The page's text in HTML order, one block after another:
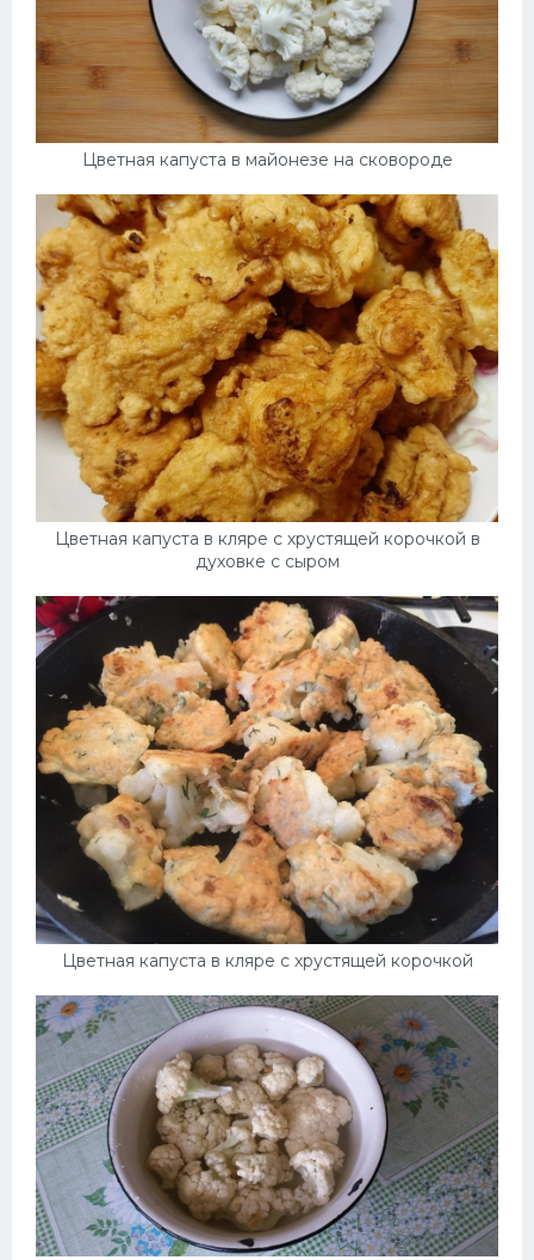
Цветная капуста в майонезе на сковороде
Цветная капуста в кляре с хрустящей корочкой в
духовке с сыром
Цветная капуста в кляре с хрустящей корочкой